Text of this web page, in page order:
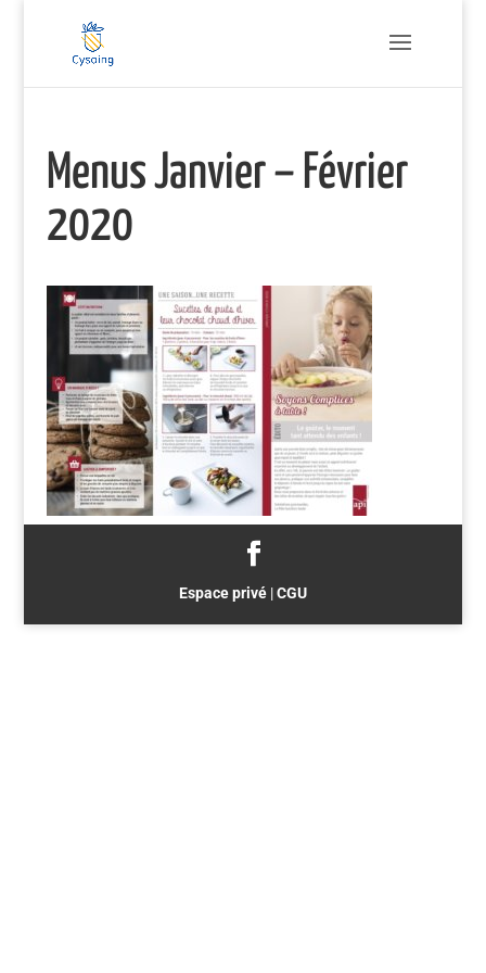
Menus Janvier – Février
2020
Espace privé|CGU